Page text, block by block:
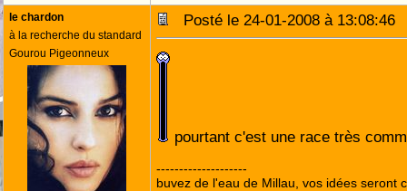
le chardon
à la recherche du standard
Gourou Pigeonneux
Posté le 24-01-2008 à
pourtant c'est une race très
--------------------
buvez de l'eau de Millau, vos idées seront